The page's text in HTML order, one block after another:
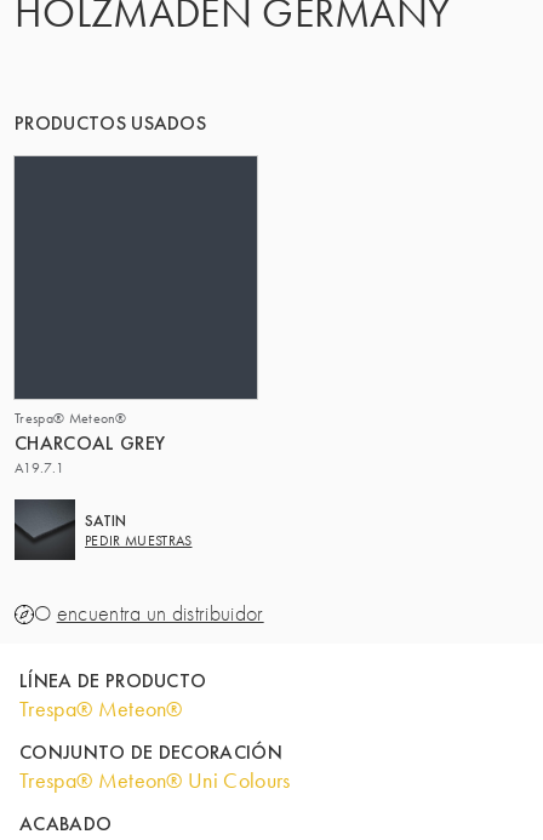
HOLZMADEN GERMANY
PRODUCTOS USADOS
Trespa® Meteon®
CHARCOAL GREY
A19.7.1
SATIN
PEDIR MUESTRAS
O encuentra un distribuidor
LÍNEA DE PRODUCTO
Trespa® Meteon®
CONJUNTO DE DECORACIÓN
Trespa® Meteon® Uni Colours
ACABADO